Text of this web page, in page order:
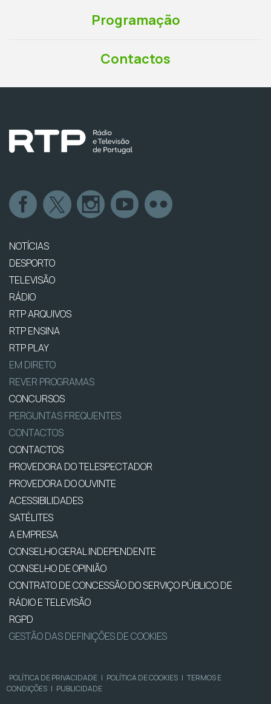
Programação
Contactos
NOTÍCIAS
DESPORTO
TELEVISÃO
RÁDIO
RTP ARQUIVOS
RTP ENSINA
RTP PLAY
EM DIRETO
REVER PROGRAMAS
CONCURSOS
PERGUNTAS FREQUENTES
CONTACTOS
CONTACTOS
PROVEDORA DO TELESPECTADOR
PROVEDORA DO OUVINTE
ACESSIBILIDADES
SATÉLITES
A EMPRESA
CONSELHO GERAL INDEPENDENTE
CONSELHO DE OPINIÃO
CONTRATO DE CONCESSÃO DO SERVIÇO PÚBLICO DE
RÁDIO E TELEVISÃO
RGPD
GESTÃO DAS DEFINIÇÕES DE COOKIES
POLÍTICA DE PRIVACIDADE | POLÍTICA DE COOKIES | TERMOS E
CONDIÇÕES | PUBLICIDADE